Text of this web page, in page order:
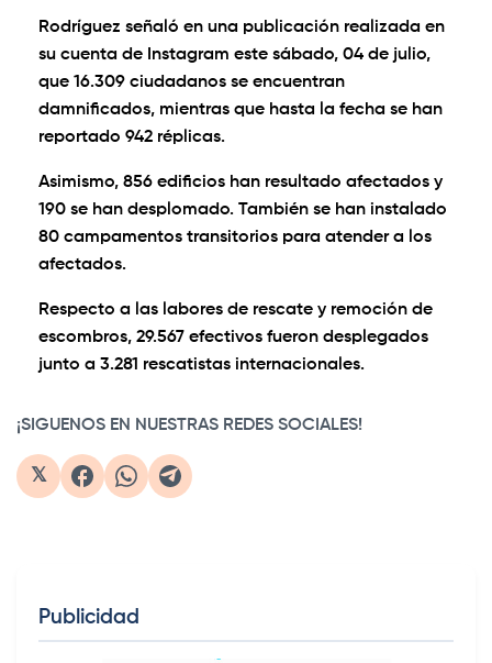
Rodríguez señaló en una publicación realizada en
su cuenta de Instagram este sábado, 04 de julio,
que 16.309 ciudadanos se encuentran
damnificados, mientras que hasta la fecha se han
reportado 942 réplicas.
Asimismo, 856 edificios han resultado afectados y
190 se han desplomado. También se han instalado
80 campamentos transitorios para atender a los
afectados.
Respecto a las labores de rescate y remoción de
escombros, 29.567 efectivos fueron desplegados
junto a 3.281 rescatistas internacionales.
¡SIGUENOS EN NUESTRAS REDES SOCIALES!
𝕏
Publicidad